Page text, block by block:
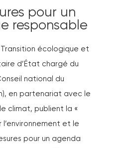
PODCAST
CONTACT
pour un
responsable
écologique et
d’État chargé du
national du
en partenariat avec le
climat, publient la «
et le
pour un agenda